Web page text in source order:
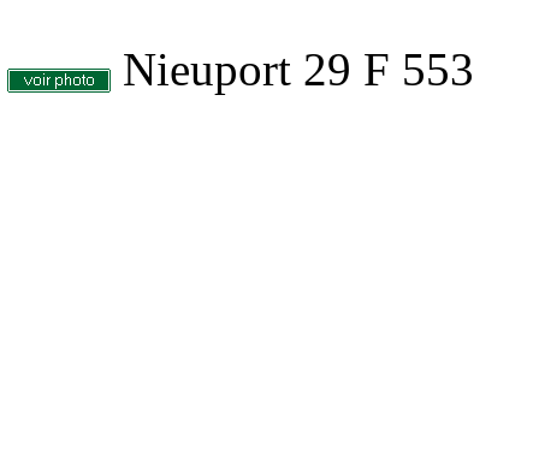
Nieuport 29 F 553